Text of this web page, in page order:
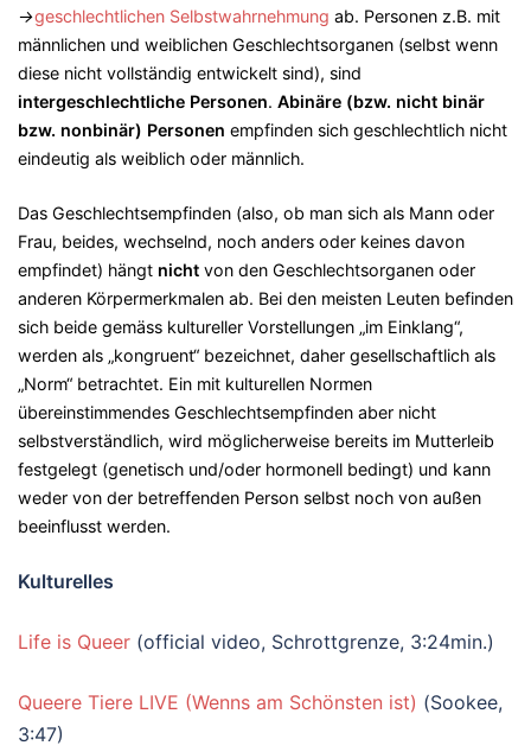
→geschlechtlichen Selbstwahrnehmung ab. Personen z.B. mit
männlichen und weiblichen Geschlechtsorganen (selbst wenn
diese nicht vollständig entwickelt sind), sind
intergeschlechtliche Personen. Abinäre (bzw. nicht binär
bzw. nonbinär) Personen empfinden sich geschlechtlich nicht
eindeutig als weiblich oder männlich.
Das Geschlechtsempfinden (also, ob man sich als Mann oder
Frau, beides, wechselnd, noch anders oder keines davon
empfindet) hängt nicht von den Geschlechtsorganen oder
anderen Körpermerkmalen ab. Bei den meisten Leuten befinden
sich beide gemäss kultureller Vorstellungen „im Einklang“,
werden als „kongruent“ bezeichnet, daher gesellschaftlich als
„Norm“ betrachtet. Ein mit kulturellen Normen
übereinstimmendes Geschlechtsempfinden aber nicht
selbstverständlich, wird möglicherweise bereits im Mutterleib
festgelegt (genetisch und/oder hormonell bedingt) und kann
weder von der betreffenden Person selbst noch von außen
beeinflusst werden.
Kulturelles
Life is Queer (official video, Schrottgrenze, 3:24min.)
Queere Tiere LIVE (Wenns am Schönsten ist) (Sookee,
3:47)